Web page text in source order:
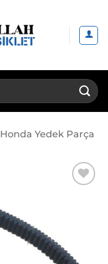
Honda Yedek Parça